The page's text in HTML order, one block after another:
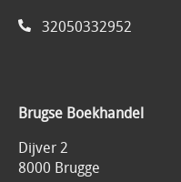
32050332952
Brugse Boekhandel
Dijver 2
8000 Brugge